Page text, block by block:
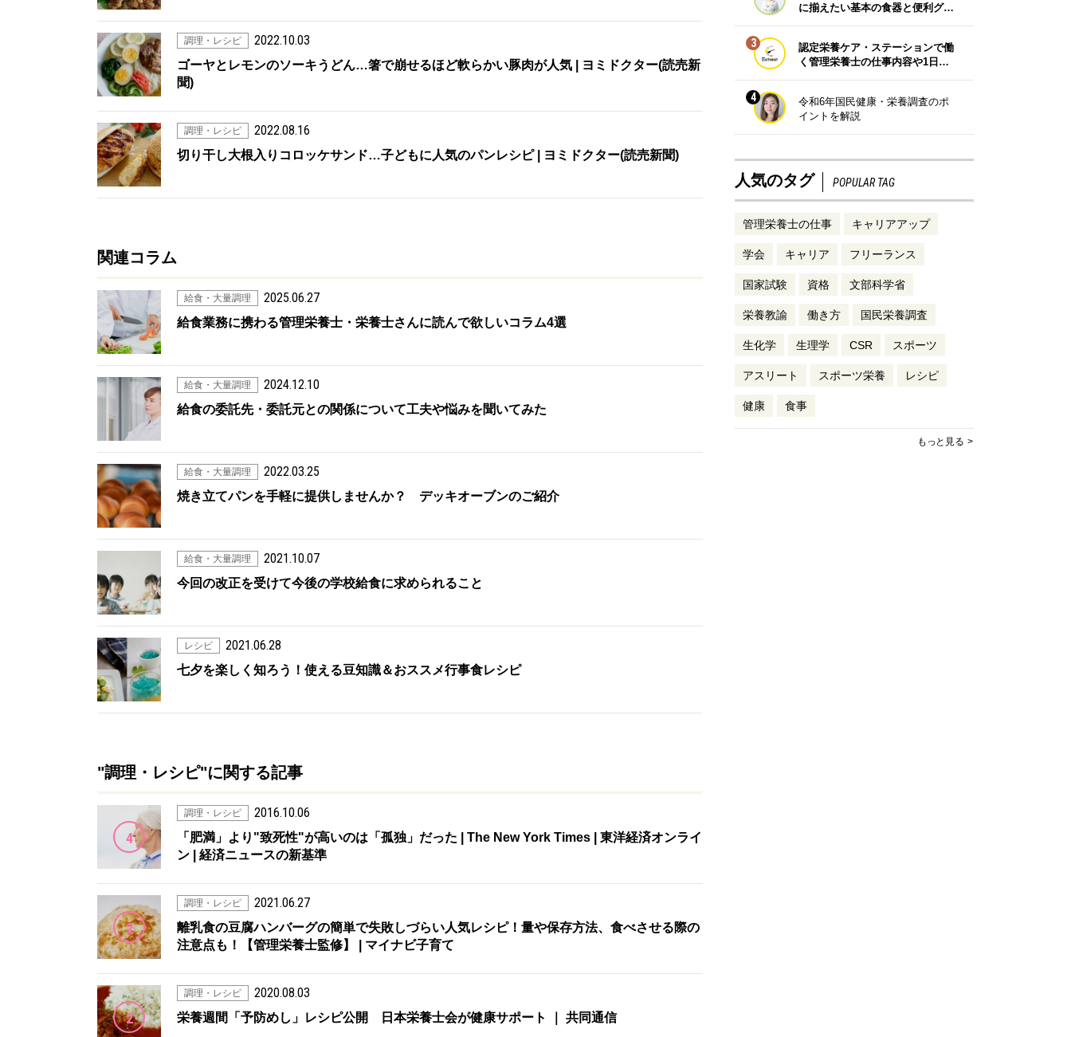
調理・レシピ 2022.10.03
ゴーヤとレモンのソーキうどん…箸で崩せるほど軟らかい豚肉が人気 | ヨミドクター(読売新
聞)
調理・レシピ 2022.08.16
切り干し大根入りコロッケサンド…子どもに人気のパンレシピ | ヨミドクター(読売新聞)
関連コラム
給食・大量調理 2025.06.27
給食業務に携わる管理栄養士・栄養士さんに読んで欲しいコラム4選
給食・大量調理 2024.12.10
給食の委託先・委託元との関係について工夫や悩みを聞いてみた
給食・大量調理 2022.03.25
焼き立てパンを手軽に提供しませんか？ デッキオーブンのご紹介
給食・大量調理 2021.10.07
今回の改正を受けて今後の学校給食に求められること
レシピ 2021.06.28
七夕を楽しく知ろう！使える豆知識＆おススメ行事食レシピ
"調理・レシピ"に関する記事
4
調理・レシピ 2016.10.06
「肥満」より"致死性"が高いのは「孤独」だった | The New York Times | 東洋経済オンライ
ン | 経済ニュースの新基準
2
調理・レシピ 2021.06.27
離乳食の豆腐ハンバーグの簡単で失敗しづらい人気レシピ！量や保存方法、食べさせる際の
注意点も！【管理栄養士監修】 | マイナビ子育て
2
調理・レシピ 2020.08.03
栄養週間「予防めし」レシピ公開 日本栄養士会が健康サポート ｜ 共同通信
に揃えたい基本の食器と便利グ…
3
認定栄養ケア・ステーションで働
く管理栄養士の仕事内容や1日…
4
令和6年国民健康・栄養調査のポ
イントを解説
人気のタグ POPULAR TAG
管理栄養士の仕事 キャリアアップ
学会 キャリア フリーランス
国家試験 資格 文部科学省
栄養教諭 働き方 国民栄養調査
生化学 生理学 CSR スポーツ
アスリート スポーツ栄養 レシピ
健康 食事
もっと見る